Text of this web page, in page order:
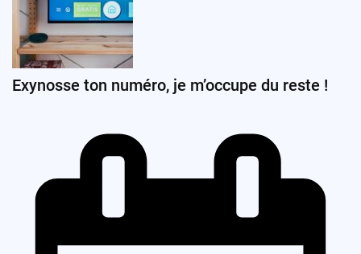
Exynosse ton numéro, je m’occupe du reste !